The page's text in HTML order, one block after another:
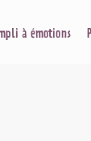
à émotions